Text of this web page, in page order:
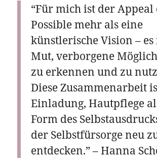
“Für mich ist der Appeal
Possible mehr als eine
künstlerische Vision – es
Mut, verborgene
zu erkennen und zu
Diese Zusammenarbeit
Einladung, Hautpflege
Form des
der Selbstfürsorge neu
entdecken.” – Hanna